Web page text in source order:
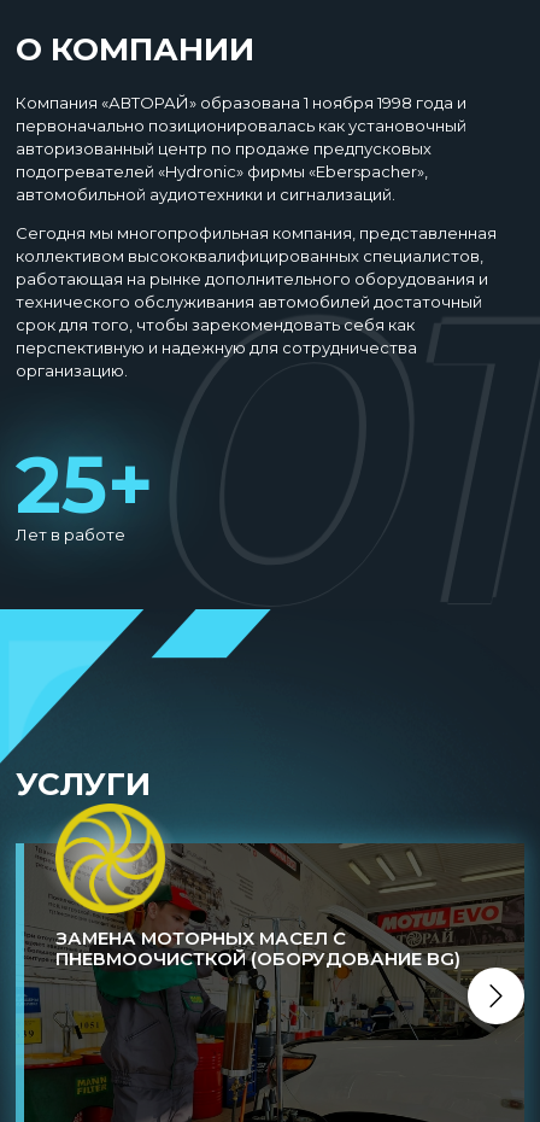
01
О КОМПАНИИ
Компания «АВТОРАЙ» образована 1 ноября 1998 года и
первоначально позиционировалась как установочный
авторизованный центр по продаже предпусковых
подогревателей «Hydronic» фирмы «Eberspacher»,
автомобильной аудиотехники и сигнализаций.
Сегодня мы многопрофильная компания, представленная
коллективом высококвалифицированных специалистов,
работающая на рынке дополнительного оборудования и
технического обслуживания автомобилей достаточный
срок для того, чтобы зарекомендовать себя как
перспективную и надежную для сотрудничества
организацию.
25+
Лет в работе
УСЛУГИ
ЗАМЕНА МОТОРНЫХ МАСЕЛ С
ПНЕВМООЧИСТКОЙ (ОБОРУДОВАНИЕ BG)